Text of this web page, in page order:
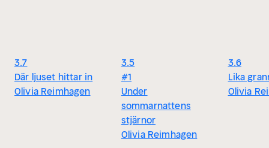
3.7
Där ljuset hittar in
Olivia Reimhagen
3.5
#1
Under
sommarnattens
stjärnor
Olivia Reimhagen
3.6
Lika
Olivia